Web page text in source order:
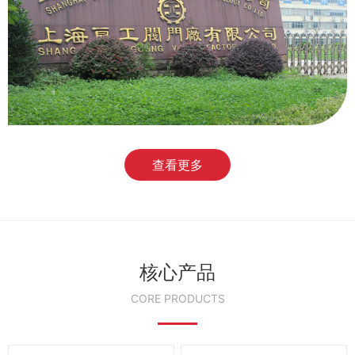
查看更多
核心产品
CORE PRODUCTS